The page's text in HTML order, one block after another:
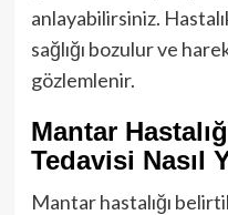
anlayabilirsiniz.
sağlığı bozulur ve
gözlemlenir.
Mantar
Tedavisi Nasıl
Mantar hastalığı